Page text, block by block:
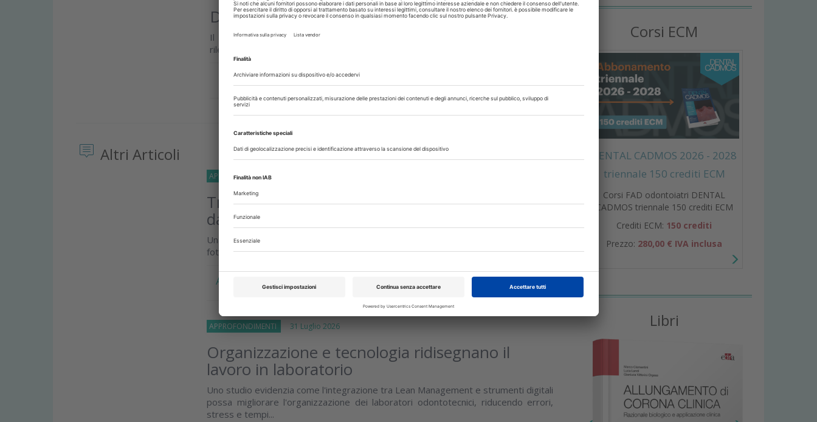
Dentsply Sirona lancia Smart View - Detect
Il primo ausilio diagnostico al mondo abilitato all'IA approvato dalla FDA per
rilevare i denti con radiolucenze periapicali nelle CBCT
Approfondisci
Altri Articoli
APPROFONDIMENTI
Tra mito e realtà: le bevande energetiche fanno
davvero male ai denti?
Una revisione scientifica aggiornata separa le evidenze dalle convinzioni diffuse e
fotografa lo stato attuale delle conoscenze
Approfondisci
APPROFONDIMENTI 31 Luglio 2026
Organizzazione e tecnologia ridisegnano il
lavoro in laboratorio
Uno studio evidenzia come l'integrazione tra Lean Management e strumenti digitali
possa migliorare l'organizzazione dei laboratori odontotecnici, riducendo errori,
stress e tempi...
Corsi ECM
DENTAL CADMOS 2026 - 2028
triennale 150 crediti ECM
Corsi FAD odontoiatri DENTAL
CADMOS triennale 150 crediti ECM
Crediti ECM: 150 crediti
Prezzo: 280,00 € IVA inclusa
Libri